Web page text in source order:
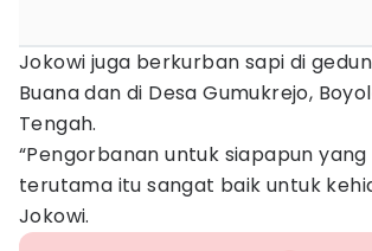
Jokowi juga berkurban sapi di
Buana dan di Desa Gumukrejo,
Tengah.
“Pengorbanan untuk siapapun
terutama itu sangat baik untuk
Jokowi.